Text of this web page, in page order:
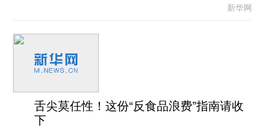
新华网
舌尖莫任性！这份“反食品浪费”指南请收
下